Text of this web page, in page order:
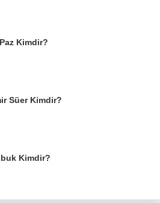
Kimdir?
Süer Kimdir?
Kimdir?